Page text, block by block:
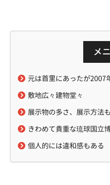
メ
元は首里にあったが2007
敷地広々建物堂々
展示物の多さ、展示方法
きわめて貴重な琉球国立
個人的には違和感もある